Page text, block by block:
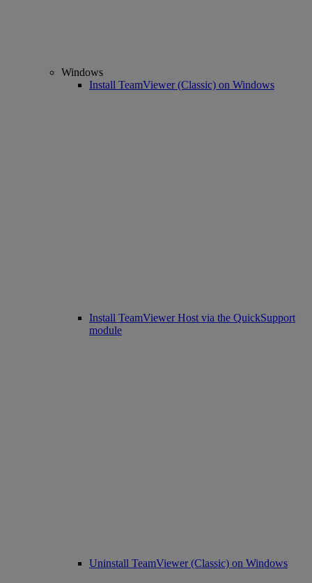
Windows
Install TeamViewer (Classic) on Windows
Install TeamViewer Host via the QuickSupport
module
Uninstall TeamViewer (Classic) on Windows